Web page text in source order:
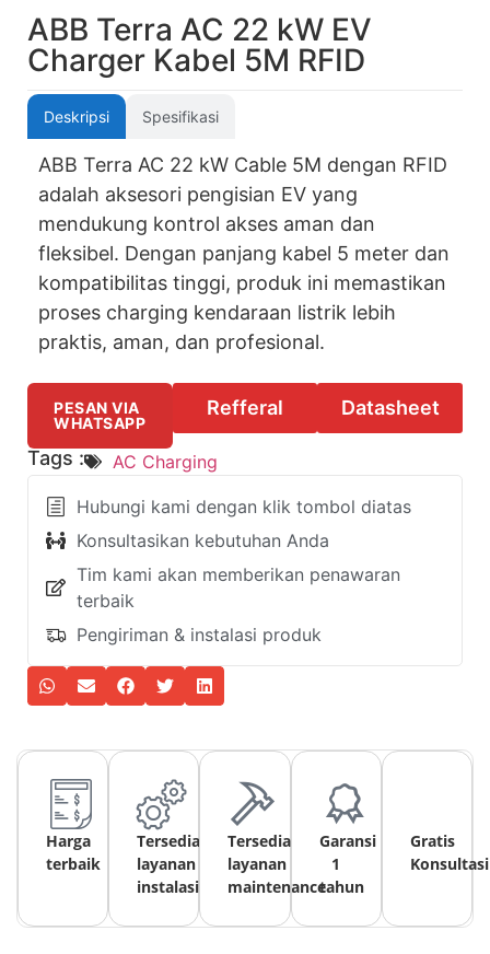
ABB Terra AC 22 kW EV
Charger Kabel 5M RFID
Deskripsi Spesifikasi
ABB Terra AC 22 kW Cable 5M dengan RFID
adalah aksesori pengisian EV yang
mendukung kontrol akses aman dan
fleksibel. Dengan panjang kabel 5 meter dan
kompatibilitas tinggi, produk ini memastikan
proses charging kendaraan listrik lebih
praktis, aman, dan profesional.
PESAN VIA
WHATSAPP
Refferal Datasheet
Tags : AC Charging
Hubungi kami dengan klik tombol diatas
Konsultasikan kebutuhan Anda
Tim kami akan memberikan penawaran
terbaik
Pengiriman & instalasi produk
Harga
terbaik
Tersedia
layanan
instalasi
Tersedia
layanan
maintenance
Garansi
1
tahun
Gratis
Konsultasi